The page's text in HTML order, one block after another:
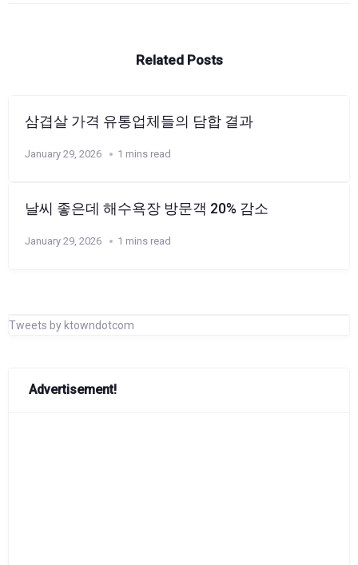
Related Posts
삼겹살 가격 유통업체들의 담합 결과
January 29, 2026 1 mins read
날씨 좋은데 해수욕장 방문객 20% 감소
January 29, 2026 1 mins read
Tweets by ktowndotcom
Advertisement!